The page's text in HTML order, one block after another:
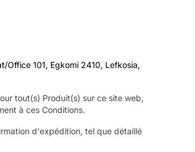
Office 101, Egkomi 2410, Lefkosia,
tout(s) Produit(s) sur ce site web,
à ces Conditions.
d'expédition, tel que détaillé